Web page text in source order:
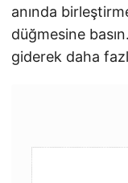
anında
düğmesine
giderek daha